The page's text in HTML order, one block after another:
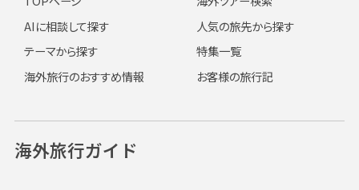
AIに相談して探す
人気の旅先から探す
テーマから探す
特集一覧
海外旅行のおすすめ情報
お客様の旅行記
海外旅行ガイド